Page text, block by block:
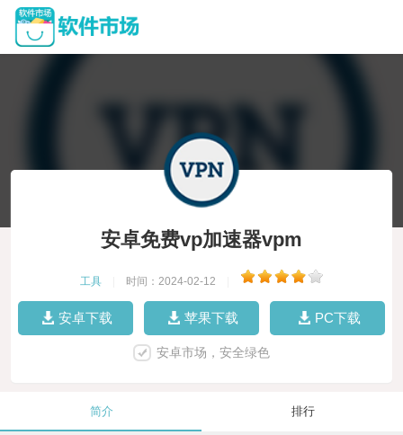
安卓免费vp加速器vpm
工具 时间：2024-02-12
安卓下载 苹果下载 PC下载
安卓市场，安全绿色
简介 排行